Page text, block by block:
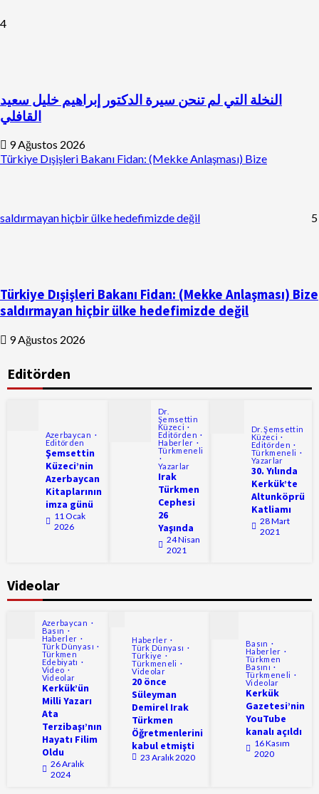
4
النخلة التي لم تنحن سيرة الدكتور إبراهيم خليل سعيد
القافلي
9 Ağustos 2026
Türkiye Dışişleri Bakanı Fidan: (Mekke Anlaşması) Bize
saldırmayan hiçbir ülke hedefimizde değil 5
Türkiye Dışişleri Bakanı Fidan: (Mekke Anlaşması) Bize
saldırmayan hiçbir ülke hedefimizde değil
9 Ağustos 2026
Editörden
Azerbaycan
Editörden
Şemsettin
Küzeci’nin
Azerbaycan
Kitaplarının
imza günü
11 Ocak
2026
Dr.
Şemsettin
Küzeci
Editörden
Haberler
Türkmeneli
Yazarlar
Irak
Türkmen
Cephesi
26
Yaşında
24 Nisan
2021
Dr. Şemsettin
Küzeci
Editörden
Türkmeneli
Yazarlar
30. Yılında
Kerkük’te
Altunköprü
Katliamı
28 Mart
2021
Videolar
Azerbaycan
Basın
Haberler
Türk Dünyası
Türkmen
Edebiyatı
Video
Videolar
Kerkük’ün
Milli Yazarı
Ata
Terzibaşı’nın
Hayatı Filim
Oldu
26 Aralık
2024
Haberler
Türk Dünyası
Türkiye
Türkmeneli
Videolar
20 önce
Süleyman
Demirel Irak
Türkmen
Öğretmenlerini
kabul etmişti
23 Aralık 2020
Basın
Haberler
Türkmen
Basını
Türkmeneli
Videolar
Kerkük
Gazetesi’nin
YouTube
kanalı açıldı
16 Kasım
2020